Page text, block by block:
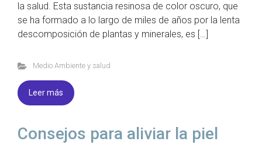
la salud. Esta sustancia resinosa de color oscuro, que
se ha formado a lo largo de miles de años por la lenta
descomposición de plantas y minerales, es […]
Medio Ambiente y salud
Leer más
Consejos para aliviar la piel